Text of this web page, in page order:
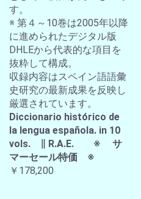
す。
※ 第４～10巻は2005年以降
に進められたデジタル版
DHLEから代表的な項目を
抜粋して構成。
収録内容はスペイン語語彙
史研究の最新成果を反映し
厳選されています。
Diccionario histórico de
la lengua española. in 10
vols. ∥ R.A.E. ※ サ
マーセール特価 ※
￥178,200